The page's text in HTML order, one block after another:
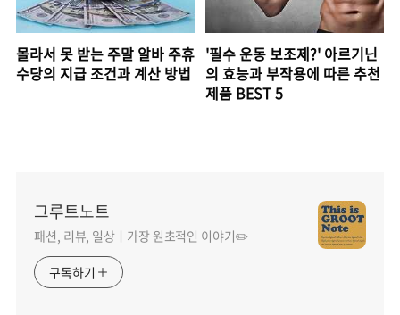
몰라서 못 받는 주말 알바 주휴
수당의 지급 조건과 계산 방법
'필수 운동 보조제?' 아르기닌
의 효능과 부작용에 따른 추천
제품 BEST 5
그루트노트
패션, 리뷰, 일상ㅣ가장 원초적인 이야기✏️
구독하기